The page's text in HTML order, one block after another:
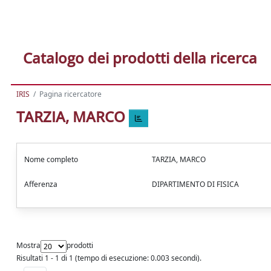
Catalogo dei prodotti della ricerca
IRIS Pagina ricercatore
TARZIA, MARCO
Nome completo TARZIA, MARCO
Afferenza DIPARTIMENTO DI FISICA
Mostra
prodotti
Risultati 1 - 1 di 1 (tempo di esecuzione: 0.003 secondi).